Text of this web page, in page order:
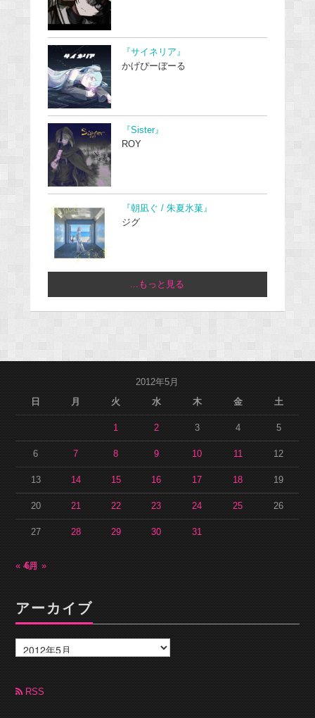
『サイネリア』
かげぴーぼーる
『Sister』
ROY
『朝凪ぐ / 朱夏氷菓』
ジグ
...もっと見る
2012年5月
日
月 火 水 木 金 土
1 2 3 4 5
6 7 8 9 10 11 12
13 14 15 16 17 18 19
20 21 22 23 24 25 26
27 28 29 30 31
« 4月6月 »
アーカイブ
ー
カ
ブ RSS